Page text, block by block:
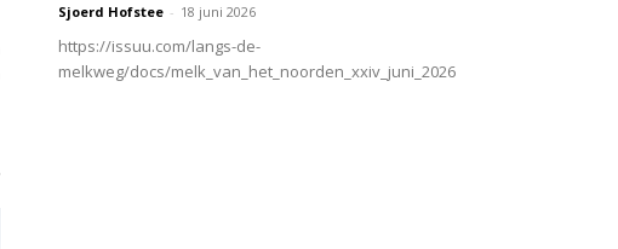
Sjoerd Hofstee - 18 juni 2026
https://issuu.com/langs-de-
melkweg/docs/melk_van_het_noorden_xxiv_juni_2026